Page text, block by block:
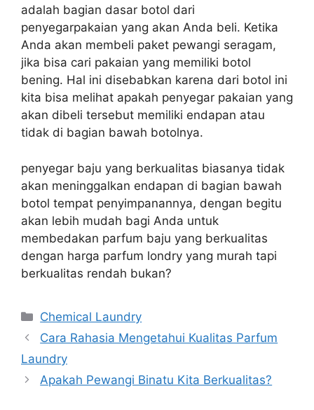
adalah bagian dasar botol dari
penyegarpakaian yang akan Anda beli. Ketika
Anda akan membeli paket pewangi seragam,
jika bisa cari pakaian yang memiliki botol
bening. Hal ini disebabkan karena dari botol ini
kita bisa melihat apakah penyegar pakaian yang
akan dibeli tersebut memiliki endapan atau
tidak di bagian bawah botolnya.
penyegar baju yang berkualitas biasanya tidak
akan meninggalkan endapan di bagian bawah
botol tempat penyimpanannya, dengan begitu
akan lebih mudah bagi Anda untuk
membedakan parfum baju yang berkualitas
dengan harga parfum londry yang murah tapi
berkualitas rendah bukan?
Categories
Chemical Laundry
Cara Rahasia Mengetahui Kualitas Parfum
Laundry
Apakah Pewangi Binatu Kita Berkualitas?